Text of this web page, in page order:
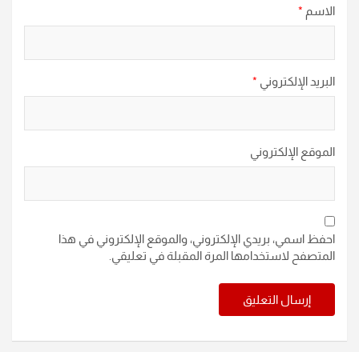
الاسم *
البريد الإلكتروني *
الموقع الإلكتروني
احفظ اسمي، بريدي الإلكتروني، والموقع الإلكتروني في هذا
المتصفح لاستخدامها المرة المقبلة في تعليقي.